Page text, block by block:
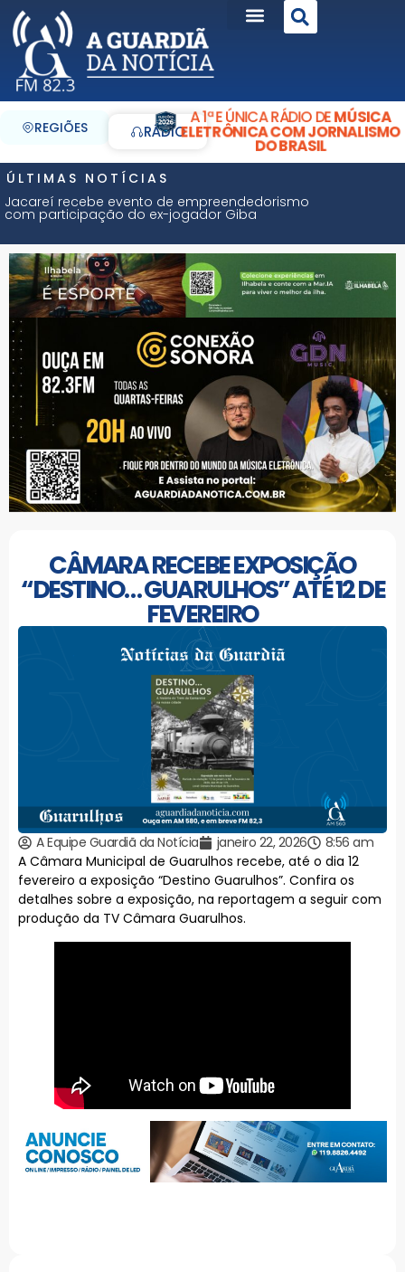
REGIÕES RÁDIO
A 1ª E ÚNICA RÁDIO DEMÚSICA
ELETRÔNICA COM JORNALISMO
DO BRASIL
ÚLTIMAS NOTÍCIAS
Jacareí recebe evento de empreendedorismo
com participação do ex-jogador Giba
CÂMARA RECEBE EXPOSIÇÃO
“DESTINO… GUARULHOS” ATÉ 12 DE
FEVEREIRO
A Equipe Guardiã da Notícia janeiro 22, 2026
8:56 am
A Câmara Municipal de Guarulhos recebe, até o dia 12
fevereiro a exposição “Destino Guarulhos”. Confira os
detalhes sobre a exposição, na reportagem a seguir com
produção da TV Câmara Guarulhos.